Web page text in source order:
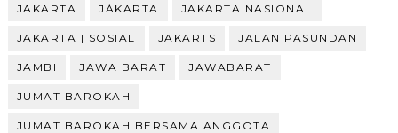
JAKARTA JÀKARTA JAKARTA NASIONAL
JAKARTA | SOSIAL JAKARTS JALAN PASUNDAN
JAMBI JAWA BARAT JAWABARAT
JUMAT BAROKAH
JUMAT BAROKAH BERSAMA ANGGOTA